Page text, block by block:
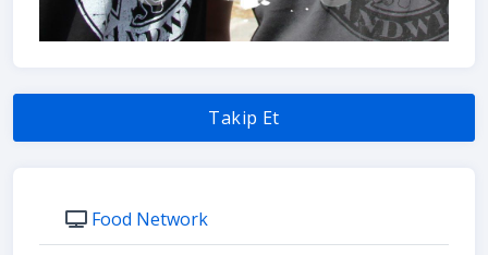
Takip Et
Food Network